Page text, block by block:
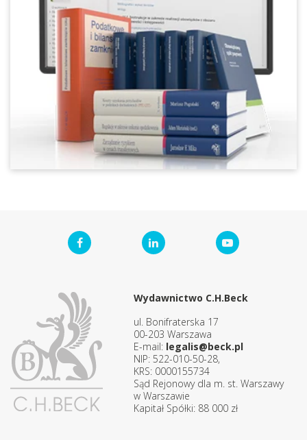
Wydawnictwo C.H.Beck
ul. Bonifraterska 17
00-203 Warszawa
E-mail: legalis@beck.pl
NIP: 522-010-50-28,
KRS: 0000155734
Sąd Rejonowy dla m. st. Warszawy
w Warszawie
Kapitał Spółki: 88 000 zł